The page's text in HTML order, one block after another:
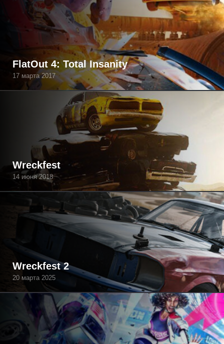
FlatOut 4: Total Insanity
17 марта 2017
Wreckfest
14 июня 2018
Wreckfest 2
20 марта 2025